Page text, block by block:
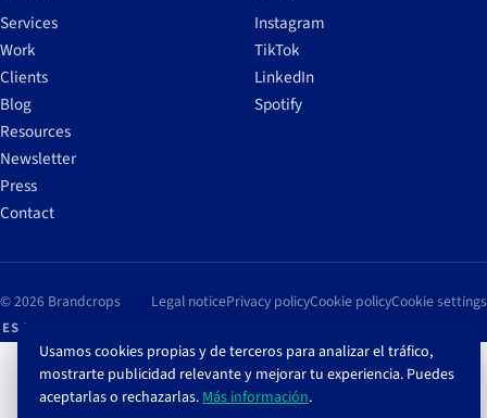
Services
Work
Clients
Blog
Resources
Newsletter
Press
Contact
Instagram
TikTok
LinkedIn
Spotify
© 2026 Brandcrops Legal noticePrivacy policyCookie policyCookie settings
ES /
Usamos cookies propias y de terceros para analizar el tráfico,
mostrarte publicidad relevante y mejorar tu experiencia. Puedes
aceptarlas o rechazarlas.Más información.